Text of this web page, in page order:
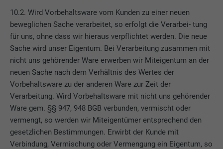
10.2. Wird Vorbehaltsware vom Kunden zu einer neuen
beweglichen Sache verarbeitet, so erfolgt die Verarbei- tung
für uns, ohne dass wir hieraus verpflichtet werden. Die neue
Sache wird unser Eigentum. Bei Verarbeitung zusammen mit
nicht uns gehörender Ware erwerben wir Miteigentum an der
neuen Sache nach dem Verhältnis des Wertes der
Vorbehaltsware zu der anderen Ware zur Zeit der
Verarbeitung. Wird Vorbehaltsware mit nicht uns gehörender
Ware gem. §§ 947, 948 BGB verbunden, vermischt oder
vermengt, so werden wir Miteigentümer entsprechend den
gesetzlichen Bestimmungen. Erwirbt der Kunde mit
Verbindung, Vermischung oder Vermengung ein Eigentum, so